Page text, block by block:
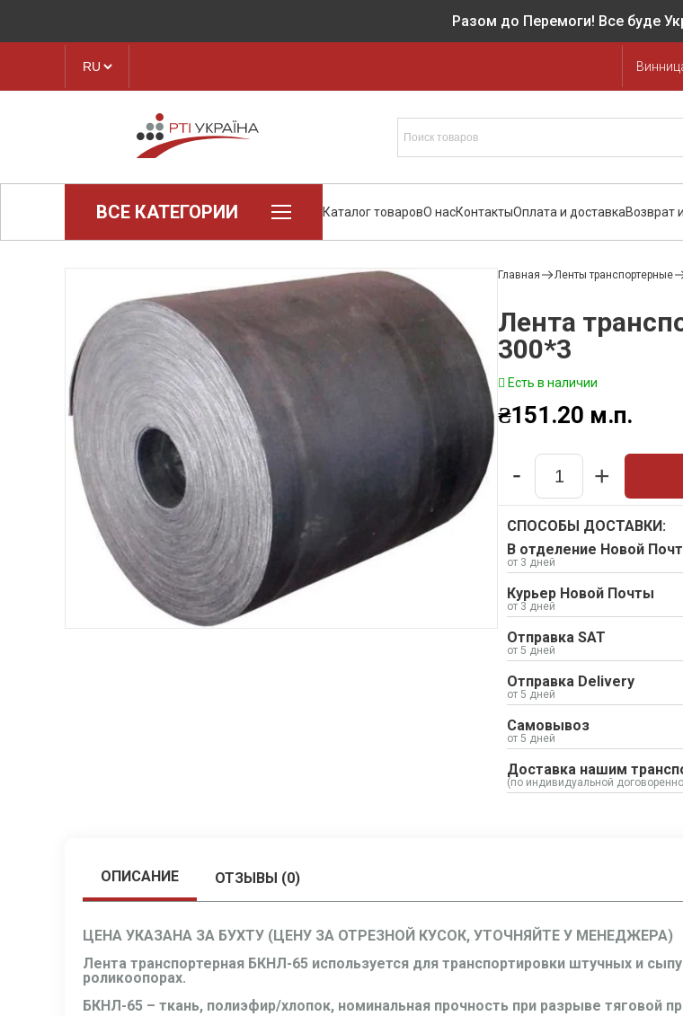
Разом до Перемоги! Все буде
ВСЕ КАТЕГОРИИ
Техпластина, листовая резина
Конструкционные пластики и
полимеры
Ленты транспортерные
Рукава, шланги
Хомуты и БРСМ соединения
Набивки сальниковые
Композитные материалы Resimac
Парафиновая эмульсия
⇣ Показать все категории ⇣
Каталог товаровО насКонтактыОплата и доставкаВозврат
Главная Ленты транспортерные
Лента
300*3
Есть в наличии
₴151.20 м.п.
Quantity
- +
СПОСОБЫ ДОСТАВКИ:
В отделение Новой
от 3 дней
Курьер Новой Почты
от 3 дней
Отправка SAT
от 5 дней
Отправка Delivery
от 5 дней
Самовывоз
от 5 дней
Доставка нашим
(по индивидуальной
ОПИСАНИЕ ОТЗЫВЫ (0)
ЦЕНА УКАЗАНА ЗА БУХТУ (ЦЕНУ ЗА ОТРЕЗНОЙ КУСОК, УТОЧНЯЙТЕ У МЕНЕДЖЕРА)
Лента транспортерная БКНЛ-65 используется для транспортировки штучных и
роликоопорах.
БКНЛ-65 – ткань, полиэфир/хлопок, номинальная прочность при разрыве тяговой